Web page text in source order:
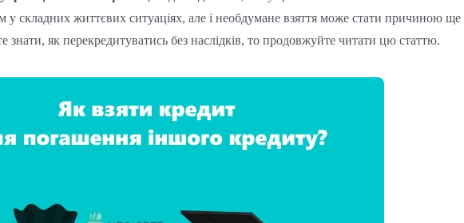
у складних життєвих ситуаціях, але і необдумане взяття може стати причиною ще
як перекредитуватись без наслідків, то продовжуйте читати цю статтю.